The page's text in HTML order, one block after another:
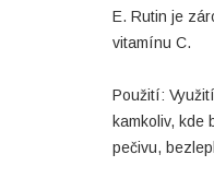
E. Rutin je
vitamínu C.
Použití:
kamkoliv, kde
pečivu,